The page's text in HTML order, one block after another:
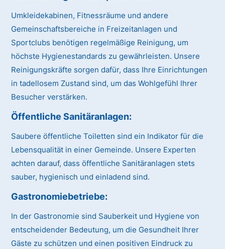
Umkleidekabinen, Fitnessräume und andere
Gemeinschaftsbereiche in Freizeitanlagen und
Sportclubs benötigen regelmäßige Reinigung, um
höchste Hygienestandards zu gewährleisten. Unsere
Reinigungskräfte sorgen dafür, dass Ihre Einrichtungen
in tadellosem Zustand sind, um das Wohlgefühl Ihrer
Besucher verstärken.
Öffentliche Sanitäranlagen:
Saubere öffentliche Toiletten sind ein Indikator für die
Lebensqualität in einer Gemeinde. Unsere Experten
achten darauf, dass öffentliche Sanitäranlagen stets
sauber, hygienisch und einladend sind.
Gastronomiebetriebe:
In der Gastronomie sind Sauberkeit und Hygiene von
entscheidender Bedeutung, um die Gesundheit Ihrer
Gäste zu schützen und einen positiven Eindruck zu